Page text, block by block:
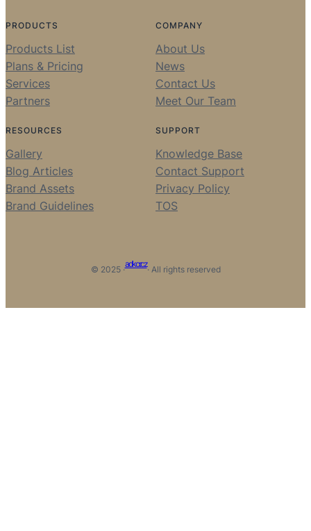
PRODUCTS
Products List
Plans & Pricing
Services
Partners
COMPANY
About Us
News
Contact Us
Meet Our Team
RESOURCES
Gallery
Blog Articles
Brand Assets
Brand Guidelines
SUPPORT
Knowledge Base
Contact Support
Privacy Policy
TOS
© 2025 ·
adkcr.cz
· All rights reserved